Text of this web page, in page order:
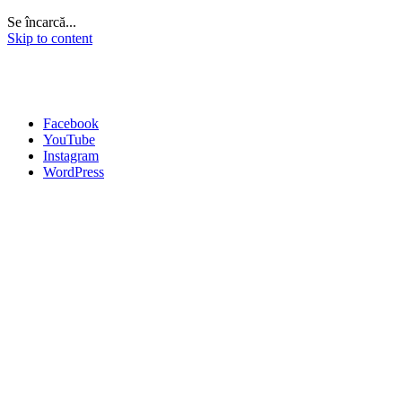
Se încarcă...
Skip to content
Facebook
YouTube
Instagram
WordPress